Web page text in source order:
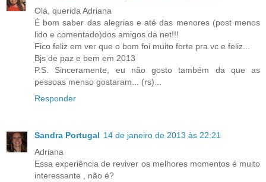
Olá, querida Adriana
É bom saber das alegrias e até das menores (post menos
lido e comentado)dos amigos da net!!!
Fico feliz em ver que o bom foi muito forte pra vc e feliz...
Bjs de paz e bem em 2013
P.S. Sinceramente, eu não gosto também da que as
pessoas menso gostaram... (rs)...
Responder
Sandra Portugal 14 de janeiro de 2013 às 22:21
Adriana
Essa experiência de reviver os melhores momentos é muito
interessante , não é?